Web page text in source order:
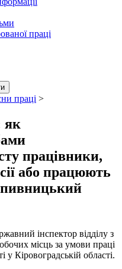
праці
праці >
як
працівники,
або працюють
інспектор відділу з
місць за умови праці
у Кіровоградській області.